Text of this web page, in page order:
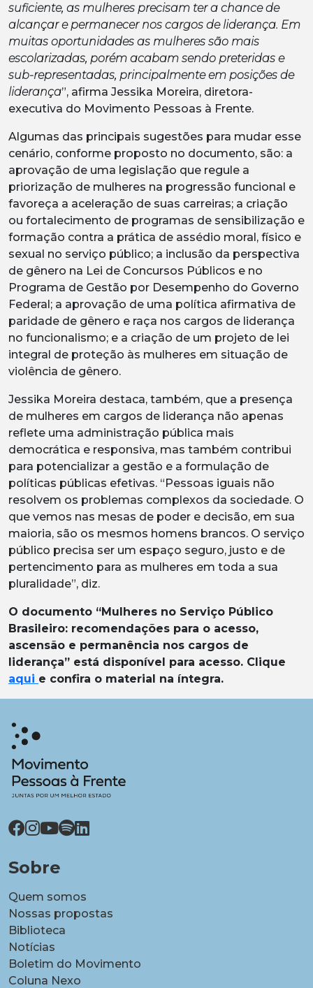
suficiente, as mulheres precisam ter a chance de
alcançar e permanecer nos cargos de liderança. Em
muitas oportunidades as mulheres são mais
escolarizadas, porém acabam sendo preteridas e
sub-representadas, principalmente em posições de
liderança”, afirma Jessika Moreira, diretora-
executiva do Movimento Pessoas à Frente.
Algumas das principais sugestões para mudar esse
cenário, conforme proposto no documento, são: a
aprovação de uma legislação que regule a
priorização de mulheres na progressão funcional e
favoreça a aceleração de suas carreiras; a criação
ou fortalecimento de programas de sensibilização e
formação contra a prática de assédio moral, físico e
sexual no serviço público; a inclusão da perspectiva
de gênero na Lei de Concursos Públicos e no
Programa de Gestão por Desempenho do Governo
Federal; a aprovação de uma política afirmativa de
paridade de gênero e raça nos cargos de liderança
no funcionalismo; e a criação de um projeto de lei
integral de proteção às mulheres em situação de
violência de gênero.
Jessika Moreira destaca, também, que a presença
de mulheres em cargos de liderança não apenas
reflete uma administração pública mais
democrática e responsiva, mas também contribui
para potencializar a gestão e a formulação de
políticas públicas efetivas. “Pessoas iguais não
resolvem os problemas complexos da sociedade. O
que vemos nas mesas de poder e decisão, em sua
maioria, são os mesmos homens brancos. O serviço
público precisa ser um espaço seguro, justo e de
pertencimento para as mulheres em toda a sua
pluralidade”, diz.
O documento “Mulheres no Serviço Público
Brasileiro: recomendações para o acesso,
ascensão e permanência nos cargos de
liderança” está disponível para acesso. Clique
aqui e confira o material na íntegra.
Sobre
Quem somos
Nossas propostas
Biblioteca
Notícias
Boletim do Movimento
Coluna Nexo